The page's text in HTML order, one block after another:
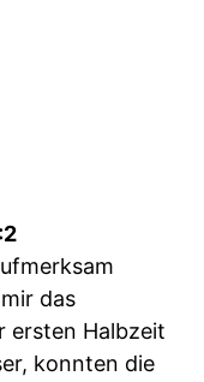
das
ersten Halbzeit
konnten die